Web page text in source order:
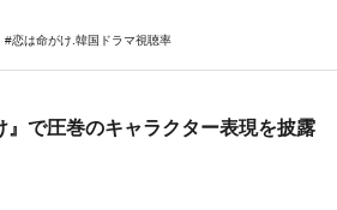
恋は命がけ.韓国ドラマ視聴率
で圧巻のキャラクター表現を披露